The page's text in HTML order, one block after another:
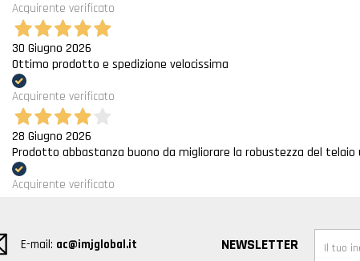
Acquirente verificato
30 Giugno 2026
Ottimo prodotto e spedizione velocissima
Acquirente verificato
28 Giugno 2026
Prodotto abbastanza buono da migliorare la robustezza del
Acquirente verificato
E-mail: ac@imjglobal.it NEWSLETTER